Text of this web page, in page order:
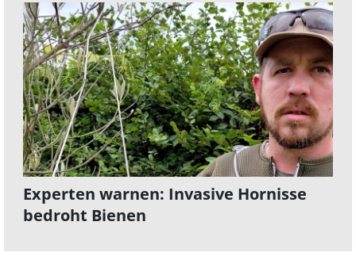
Experten warnen: Invasive Hornisse
bedroht Bienen